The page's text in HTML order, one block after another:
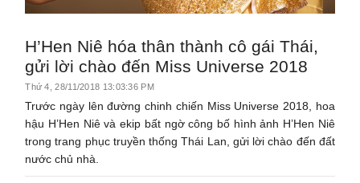
H’Hen Niê hóa thân thành cô gái Thái,
gửi lời chào đến Miss Universe 2018
Thứ 4, 28/11/2018 13:03:36 PM
Trước ngày lên đường chinh chiến Miss Universe 2018, hoa
hậu H’Hen Niê và ekip bất ngờ công bố hình ảnh H’Hen Niê
trong trang phục truyền thống Thái Lan, gửi lời chào đến đất
nước chủ nhà.